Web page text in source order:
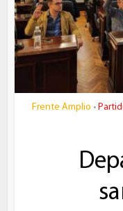
Frente Amplio •